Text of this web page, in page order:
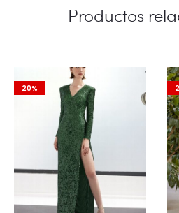
Productos
20%